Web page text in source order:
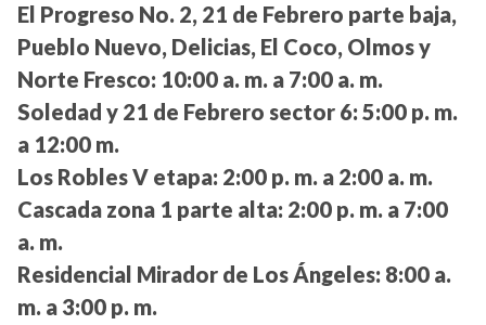
El Progreso No. 2, 21 de Febrero parte baja,
Pueblo Nuevo, Delicias, El Coco, Olmos y
Norte Fresco: 10:00 a. m. a 7:00 a. m.
Soledad y 21 de Febrero sector 6: 5:00 p. m.
a 12:00 m.
Los Robles V etapa: 2:00 p. m. a 2:00 a. m.
Cascada zona 1 parte alta: 2:00 p. m. a 7:00
a. m.
Residencial Mirador de Los Ángeles: 8:00 a.
m. a 3:00 p. m.